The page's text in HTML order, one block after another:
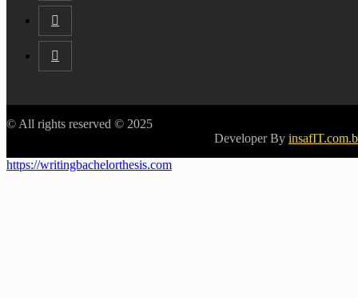
© All rights reserved © 2025
Developer By
https://writingbachelorthesis.com